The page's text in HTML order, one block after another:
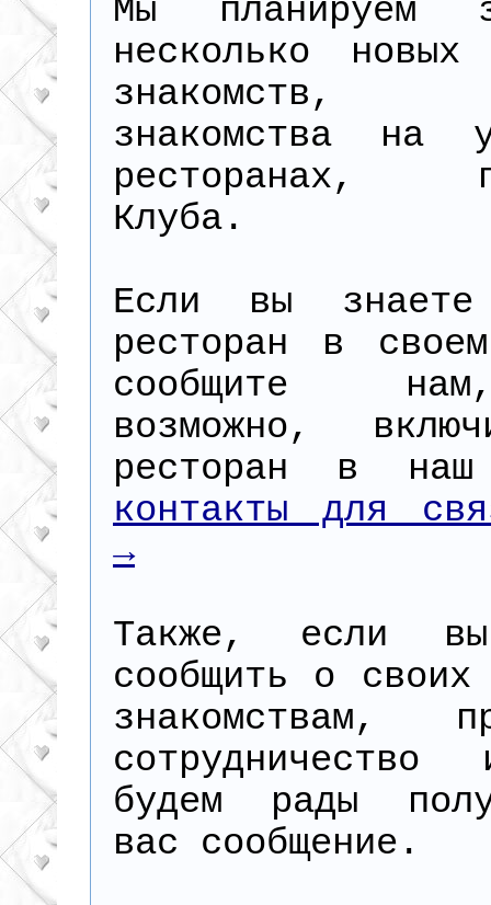
Мы планируем
несколько новых
знакомств,
знакомства на
ресторанах,
Клуба.
Если вы знаете
ресторан в
сообщите
возможно,
ресторан в
контакты для
→
Также, если
сообщить о
знакомствам,
будем рады
вас сообщение.